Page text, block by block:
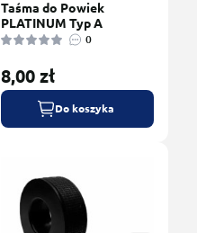
Taśma do Powiek
PLATINUM Typ A
0
8,00 zł
Do koszyka